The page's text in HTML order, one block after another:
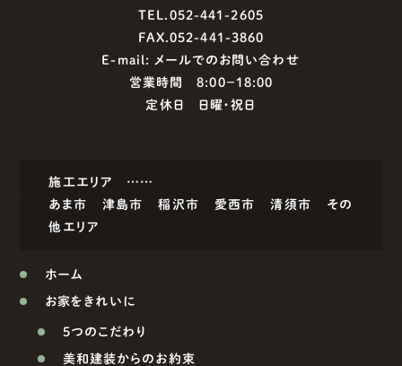
TEL.052-441-2605
FAX.052-441-3860
E-mail: メールでのお問い合わせ
営業時間 8:00−18:00
定休日 日曜・祝日
施工エリア ……
あま市
津島市 稲沢市 愛西市 清須市
その
他エリア
ホーム
お家をきれいに
5つのこだわり
美和建装からのお約束